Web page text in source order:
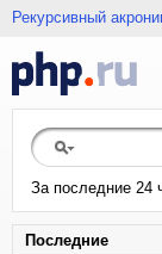
Рекурсивный
За последние 24
Последние